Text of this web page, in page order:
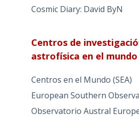
Cosmic Diary: David ByN
Centros de
astrofísica en el mundo
Centros en el Mundo (SEA)
European Southern
Observatorio Austral